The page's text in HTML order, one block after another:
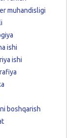
muhandisligi
ishi
ishi
boshqarish